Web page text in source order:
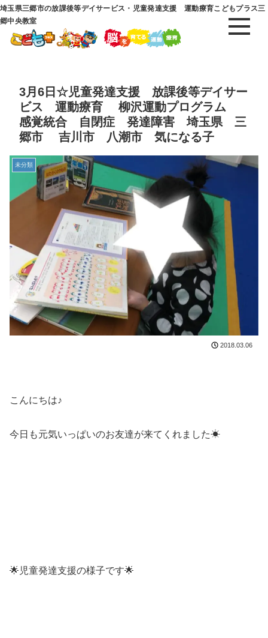
埼玉県三郷市の放課後等デイサービス・児童発達支援 運動療育こどもプラス三
郷中央教室
3月6日☆児童発達支援 放課後等デイサー
ビス 運動療育 柳沢運動プログラム
感覚統合 自閉症 発達障害 埼玉県 三
郷市 吉川市 八潮市 気になる子
未分類
2018.03.06
こんにちは♪
今日も元気いっぱいのお友達が来てくれました☀
🌟児童発達支援の様子です🌟